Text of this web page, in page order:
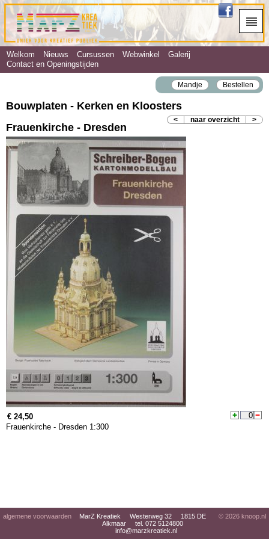
Welkom Nieuws Cursussen Webwinkel
Galerij
Contact en Openingstijden
Mandje Bestellen
Bouwplaten - Kerken en Kloosters
< naar overzicht >
Frauenkirche - Dresden
€ 24,50
Frauenkirche - Dresden 1:300
algemene voorwaarden
MarZ Kreatiek Westerweg 32 1815 DE
Alkmaar tel. 072 5124800
info@marzkreatiek.nl
© 2026 knoop.nl